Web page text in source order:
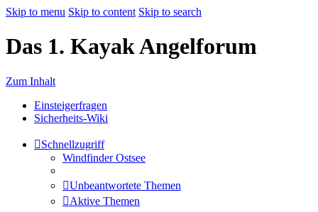
Skip to menu Skip to content Skip to search
Das 1. Kayak Angelforum
Zum Inhalt
Einsteigerfragen
Sicherheits-Wiki
Schnellzugriff
Windfinder Ostsee
Unbeantwortete Themen
Aktive Themen